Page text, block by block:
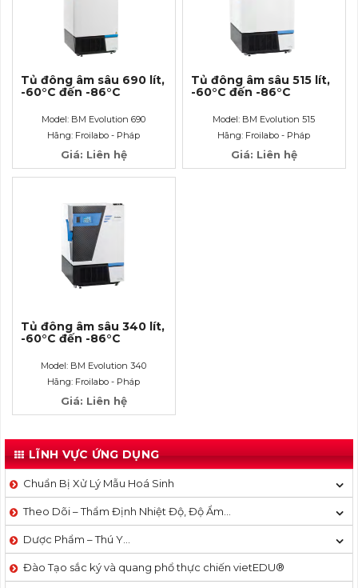
Tủ đông âm sâu 690 lít,
-60°C đến -86°C
Model: BM Evolution 690
Hãng: Froilabo - Pháp
Giá: Liên hệ
Tủ đông âm sâu 515 lít,
-60°C đến -86°C
Model: BM Evolution 515
Hãng: Froilabo - Pháp
Giá: Liên hệ
Tủ đông âm sâu 340 lít,
-60°C đến -86°C
Model: BM Evolution 340
Hãng: Froilabo - Pháp
Giá: Liên hệ
LĨNH VỰC ỨNG DỤNG
Chuẩn Bị Xử Lý Mẫu Hoá Sinh
Theo Dõi – Thẩm Định Nhiệt Độ, Độ Ẩm…
Dược Phẩm – Thú Y…
Đào Tạo sắc ký và quang phổ thực chiến vietEDU®